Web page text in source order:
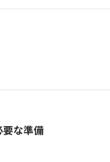
要な準備